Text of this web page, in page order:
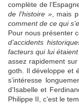
complète de
de l’histoire », mais
comment de ce qui
Pour nous présenter
d’accidents
facteurs qui lui
assez rapidement
goth. Il développe et
s’intéresse
d’Isabelle et
Philippe II, c’est le